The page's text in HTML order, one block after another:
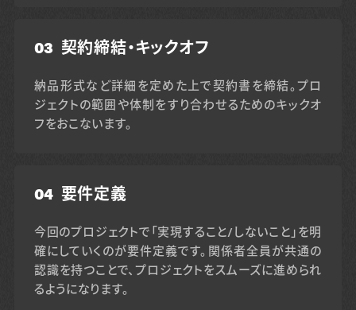
03 契約締結・キックオフ
納品形式など詳細を定めた上で契約書を締結。プロ
ジェクトの範囲や体制をすり合わせるためのキックオ
フをおこないます。
04 要件定義
今回のプロジェクトで「実現すること/しないこと」を明
確にしていくのが要件定義です。関係者全員が共通の
認識を持つことで、プロジェクトをスムーズに進められ
るようになります。